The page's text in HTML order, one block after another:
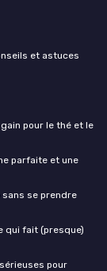
et astuces
pour le thé et le
parfaite et une
sans se prendre
qui fait (presque)
pour